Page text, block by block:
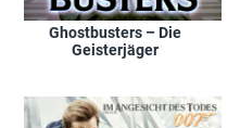
Ghostbusters – Die
Geisterjäger